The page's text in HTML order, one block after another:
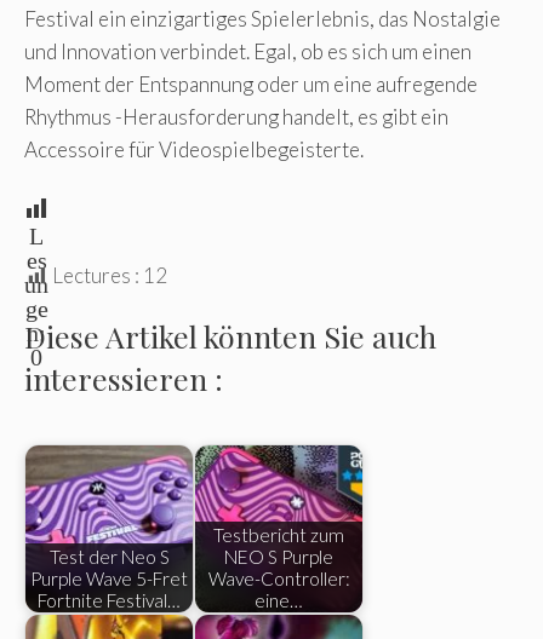
Festival ein einzigartiges Spielerlebnis, das Nostalgie
und Innovation verbindet. Egal, ob es sich um einen
Moment der Entspannung oder um eine aufregende
Rhythmus -Herausforderung handelt, es gibt ein
Accessoire für Videospielbegeisterte.
L
es
un
ge
n:
0
Lectures : 12
Diese Artikel könnten Sie auch
interessieren :
Test der Neo S
Purple Wave 5-Fret
Fortnite Festival…
Testbericht zum
NEO S Purple
Wave-Controller:
eine…